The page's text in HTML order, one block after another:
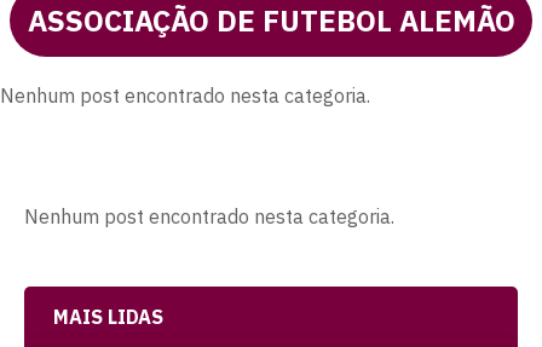
ASSOCIAÇÃO DE FUTEBOL ALEMÃO
Nenhum post encontrado nesta categoria.
Nenhum post encontrado nesta categoria.
MAIS LIDAS